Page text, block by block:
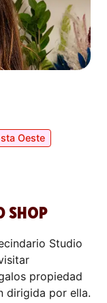
SHOP
Studio
propiedad
dirigida por ella.
Oeste